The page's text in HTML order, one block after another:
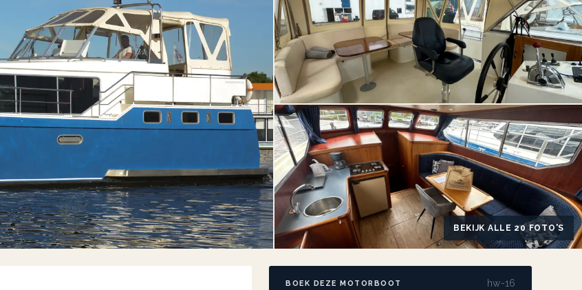
BEKIJK ALLE 20 FOTO'S
BOEK DEZE MOTORBOOT hw-16